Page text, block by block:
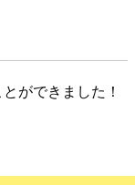
ができました！